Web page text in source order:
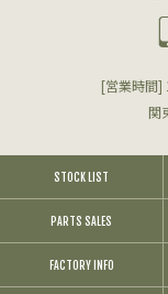
[営業時間]
関
STOCK LIST
PARTS SALES
FACTORY INFO